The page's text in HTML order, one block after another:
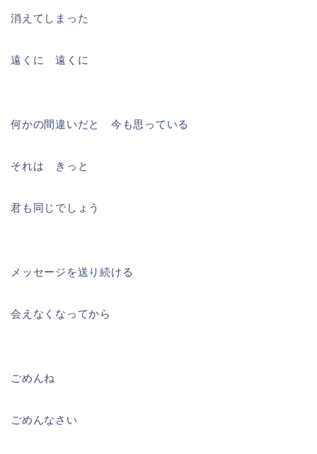
消えてしまった
遠くに 遠くに
何かの間違いだと 今も思っている
それは きっと
君も同じでしょう
メッセージを送り続ける
会えなくなってから
ごめんね
ごめんなさい